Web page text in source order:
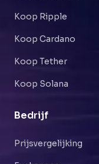
Koop Ripple
Koop Cardano
Koop Tether
Koop Solana
Bedrijf
Prijsvergelijking